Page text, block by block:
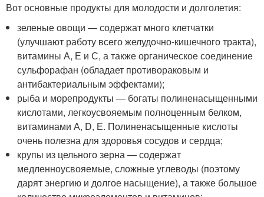
Вот основные продукты для молодости и долголетия:
зеленые овощи — содержат много клетчатки
(улучшают работу всего желудочно-кишечного тракта),
витамины А, Е и С, а также органическое соединение
сульфорафан (обладает противораковым и
антибактериальным эффектами);
рыба и морепродукты — богаты полиненасыщенными
кислотами, легкоусвояемым полноценным белком,
витаминами А, D, Е. Полиненасыщенные кислоты
очень полезна для здоровья сосудов и сердца;
крупы из цельного зерна — содержат
медленноусвояемые, сложные углеводы (поэтому
дарят энергию и долгое насыщение), а также большое